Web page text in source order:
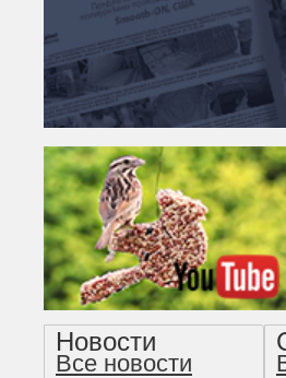
Новости
Все новости